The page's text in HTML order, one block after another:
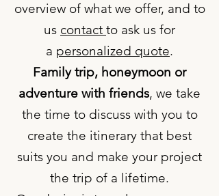
overview of what we offer, and to
us contact to ask us for
a personalized quote.
Family trip, honeymoon or
adventure with friends, we take
the time to discuss with you to
create the itinerary that best
suits you and make your project
the trip of a lifetime.